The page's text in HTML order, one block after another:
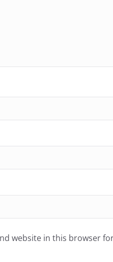
website in this browser